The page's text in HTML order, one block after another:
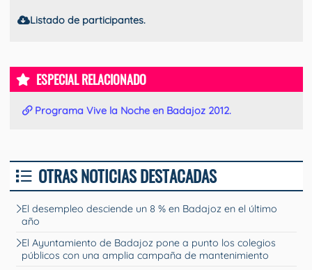
Listado de participantes.
ESPECIAL RELACIONADO
Programa Vive la Noche en Badajoz 2012.
OTRAS NOTICIAS DESTACADAS
El desempleo desciende un 8 % en Badajoz en el último
año
El Ayuntamiento de Badajoz pone a punto los colegios
públicos con una amplia campaña de mantenimiento